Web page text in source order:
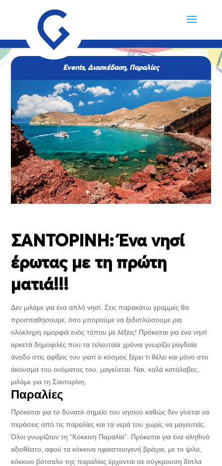
Events, Διασκέδαση, Παραλίες
ΣΑΝΤΟΡΙΝΗ: Ένα νησί
έρωτας με τη πρώτη
ματιά!!!
Δεν μιλάμε για ένα απλό νησί. Στις παρακάτω γραμμές θα
προσπαθήσουμε, όσο μπορούμε να ξεδιπλώσουμε μια
ολόκληρη ομορφιά ενός τόπου με λέξεις! Πρόκειται για ένα νησί
αρκετά δημοφιλές που τα τελευταία χρόνια γνωρίζει ραγδαία
άνοδο στις αφίξεις του γιατί ο κόσμος ξέρει τι θέλει και μόνο στο
άκουσμα του ονόματος του, μαγεύεται. Ναι, καλά κατάλαβες,
μιλάμε για τη Σαντορίνη.
Παραλίες
Πρόκειται για το δυνατό σημείο του νησιού καθώς δεν γίνεται να
περάσεις από τις παραλίες και τα νερά του χωρίς να μαγευτείς.
Όλοι γνωρίζουν τη “Κόκκινη Παραλία”. Πρόκειται για ένα αληθινό
αξιοθέατο, αφού τα κόκκινα ηφαιστειογενή βράχια, με το ψιλό,
κόκκινο βότσαλο της παραλίας έρχονται σε σύγκρουση δίπλα